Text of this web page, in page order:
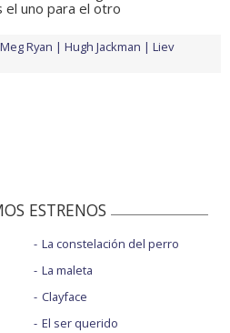
uno para el otro
Meg Ryan Hugh Jackman
Liev
ESTRENOS
La constelación del perro
La maleta
Clayface
El ser querido